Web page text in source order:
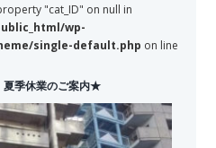
"cat_ID" on null in
wp-
single-default.php on line
季休業のご案内★